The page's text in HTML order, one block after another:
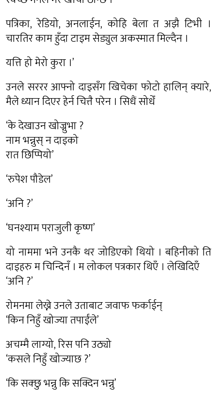
पत्रिका, रेडियो, अनलाईन, कोहि बेला त अझै टिभी ।
चारतिर काम हुँदा टाइम सेड्युल अकस्मात मिल्दैन ।
यत्ति हो मेरो कुरा ।’
उनले सररर आफ्नो दाइसँग खिचेका फोटो हालिन् क्यारे,
मैले ध्यान दिएर हेर्न चित्तै परेन । सिधैं सोधेँ
‘के देखाउन खोज्नुभा ?
नाम भन्नुस् न दाइको
रात छिप्पियो’
‘रुपेश पौडेल’
‘अनि ?’
‘घनश्याम पराजुली कृष्ण’
यो नाममा भने उनकै थर जोडिएको थियो । बहिनीको ति
दाइहरु म चिन्दिनँ । म लोकल पत्रकार थिएँ । लेखिदिएँ
‘अनि ?’
रोमनमा लेख्ने उनले उताबाट जवाफ फर्काईन्
‘किन निहुँ खोज्या तपाईंले’
अचम्मै लाग्यो, रिस पनि उठ्यो
‘कसले निहुँ खोज्याछ ?’
‘कि सक्छु भन्नु कि सक्दिन भन्नु’